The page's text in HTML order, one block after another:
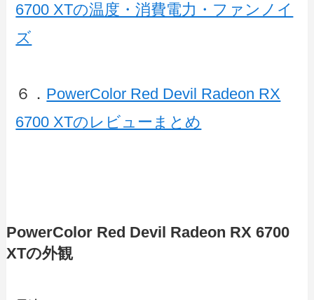
6700 XTの温度・消費電力・ファンノイ
ズ
６． PowerColor Red Devil Radeon RX
6700 XTのレビューまとめ
PowerColor Red Devil Radeon RX 6700
XTの外観